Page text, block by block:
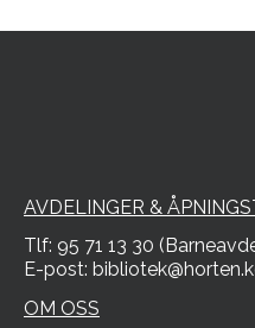
AVDELINGER &
Tlf: 95 71 13 30
E-post:
OM OSS